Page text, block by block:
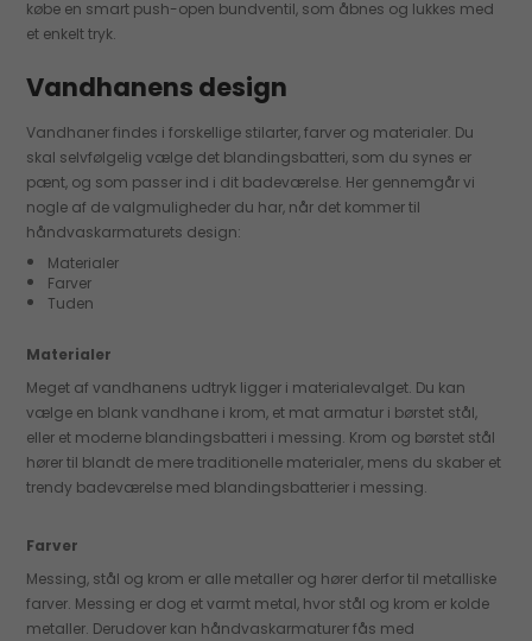
købe en smart push-open bundventil, som åbnes og lukkes med
et enkelt tryk.
Vandhanens design
Vandhaner findes i forskellige stilarter, farver og materialer. Du
skal selvfølgelig vælge det blandingsbatteri, som du synes er
pænt, og som passer ind i dit badeværelse. Her gennemgår vi
nogle af de valgmuligheder du har, når det kommer til
håndvaskarmaturets design:
Materialer
Farver
Tuden
Materialer
Meget af vandhanens udtryk ligger i materialevalget. Du kan
vælge en blank vandhane i krom, et mat armatur i børstet stål,
eller et moderne blandingsbatteri i messing. Krom og børstet stål
hører til blandt de mere traditionelle materialer, mens du skaber et
trendy badeværelse med blandingsbatterier i messing.
Farver
Messing, stål og krom er alle metaller og hører derfor til metalliske
farver. Messing er dog et varmt metal, hvor stål og krom er kolde
metaller. Derudover kan håndvaskarmaturer fås med